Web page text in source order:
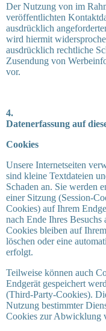
Der Nutzung von im
veröffentlichten
ausdrücklich
wird hiermit
ausdrücklich rechtliche
Zusendung von
vor.
4.
Datenerfassung auf
Cookies
Unsere Internetseiten
sind kleine Textdateien
Schaden an. Sie werden
einer Sitzung (Session-
Cookies) auf Ihrem
nach Ende Ihres Besuchs
Cookies bleiben auf
löschen oder eine
erfolgt.
Teilweise können auch
Endgerät gespeichert
(Third-Party-Cookies).
Nutzung bestimmter
Cookies zur Abwicklung